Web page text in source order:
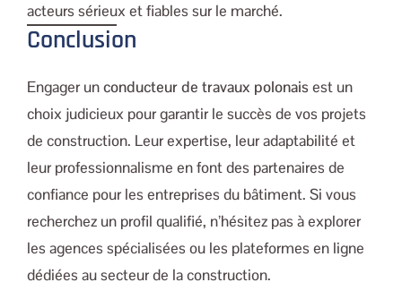
acteurs sérieux et fiables sur le marché.
Conclusion
Engager unconducteur de travaux polonaisest un
choix judicieux pour garantir le succès de vos projets
de construction. Leur expertise, leur adaptabilité et
leur professionnalisme en font des partenaires de
confiance pour les entreprises du bâtiment. Si vous
recherchez un profil qualifié, n’hésitez pas à explorer
les agences spécialisées ou les plateformes en ligne
dédiées au secteur de la construction.